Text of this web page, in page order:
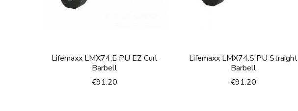
Lifemaxx LMX74,E PU EZ Curl
Barbell
€91.20
Lifemaxx LMX74.S PU Straight
Barbell
€91.20